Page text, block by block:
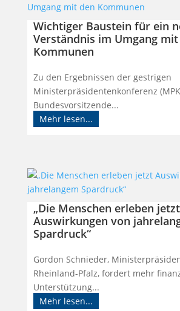
Wichtiger Baustein für ein
Verständnis im Umgang
Kommunen
Zu den Ergebnissen der gestrigen
Ministerpräsidentenkonferenz
Bundesvorsitzende...
Mehr lesen...
„Die Menschen erleben jetzt
Auswirkungen von
Spardruck“
Gordon Schnieder,
Rheinland-Pfalz, fordert mehr
Unterstützung...
Mehr lesen...